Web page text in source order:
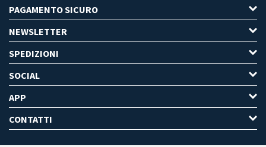
PAGAMENTO SICURO
NEWSLETTER
SPEDIZIONI
SOCIAL
APP
CONTATTI